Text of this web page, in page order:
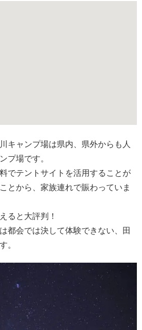
キャンプ場は県内、県外からも人
プ場です。
でテントサイトを活用することが
とから、家族連れで賑わっていま
ると大評判！
都会では決して体験できない、田
。